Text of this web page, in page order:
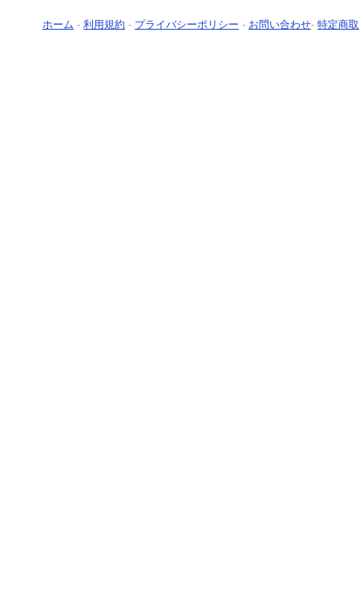
ホーム - 利用規約 - プライバシーポリシー - お問い合わせ- 特定商